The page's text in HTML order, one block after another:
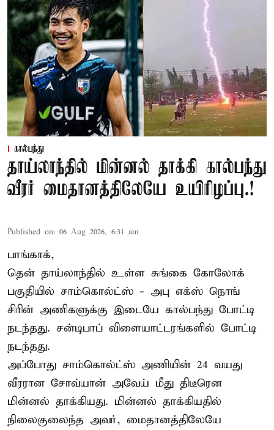
கால்பந்து
தாய்லாந்தில் மின்னல் தாக்கி கால்பந்து
வீரர் மைதானத்திலேயே உயிரிழப்பு.!
Published on: 06 Aug 2026, 6:31 am
பாங்காக்,
தென் தாய்லாந்தில் உள்ள சுங்கை கோலோக்
பகுதியில் சாம்கொல்ட்ஸ் - அபு எக்ஸ் நொங்
சிரின் அணிகளுக்கு இடையே கால்பந்து போட்டி
நடந்தது. சன்டிபாப் விளையாட்டரங்களில் போட்டி
நடந்தது.
அப்போது சாம்கொல்ட்ஸ் அணியின் 24 வயது
வீரரான சோவ்யான் அவேய் மீது திடீரென
மின்னல் தாக்கியது. மின்னல் தாக்கியதில்
நிலைகுலைந்த அவர், மைதானத்திலேயே